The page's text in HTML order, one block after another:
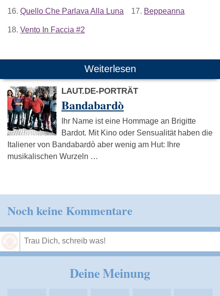
16. Quello Che Parlava Alla Luna 17. Beppeanna
18. Vento In Faccia #2
Weiterlesen
LAUT.DE-PORTRÄT
Bandabardò
Ihr Name ist eine Hommage an Brigitte
Bardot. Mit Kino oder Sensualität haben die
Italiener von Bandabardò aber wenig am Hut: Ihre
musikalischen Wurzeln …
Noch keine Kommentare
Deine Meinung